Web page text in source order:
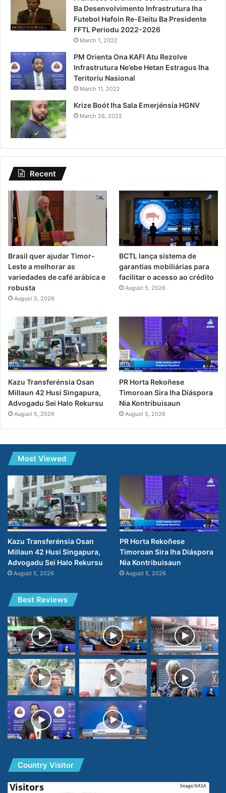
Ba Desenvolvimento Infrastrutura Iha
Futebol Hafoin Re-Eleitu Ba Presidente
FFTL Periodu 2022-2026
March 1, 2022
PM Orienta Ona KAFI Atu Rezolve
Infrastrutura Ne’ebe Hetan Estragus Iha
Teritoriu Nasional
March 11, 2022
Krize Boót Iha Sala Emerjénsia HGNV
March 26, 2022
Recent
Brasil quer ajudar Timor-
Leste a melhorar as
variedades de café arábica e
robusta
August 5, 2026
BCTL lança sistema de
garantias mobiliárias para
facilitar o acesso ao crédito
August 5, 2026
Kazu Transferénsia Osan
Millaun 42 Husi Singapura,
Advogadu Sei Halo Rekursu
August 5, 2026
PR Horta Rekoñese
Timoroan Sira Iha Diáspora
Nia Kontribuisaun
August 5, 2026
Most Viewed
Kazu Transferénsia Osan
Millaun 42 Husi Singapura,
Advogadu Sei Halo Rekursu
August 5, 2026
PR Horta Rekoñese
Timoroan Sira Iha Diáspora
Nia Kontribuisaun
August 5, 2026
Best Reviews
Country Visitor